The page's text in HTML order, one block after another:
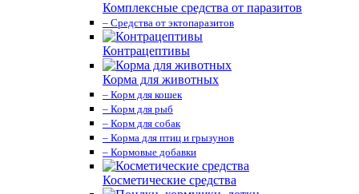
Комплексные средства от паразитов
– Средства от эктопаразитов
Контрацептивы
Корма для животных
– Корм для кошек
– Корм для рыб
– Корм для собак
– Корма для птиц и грызунов
– Кормовые добавки
Косметические средства